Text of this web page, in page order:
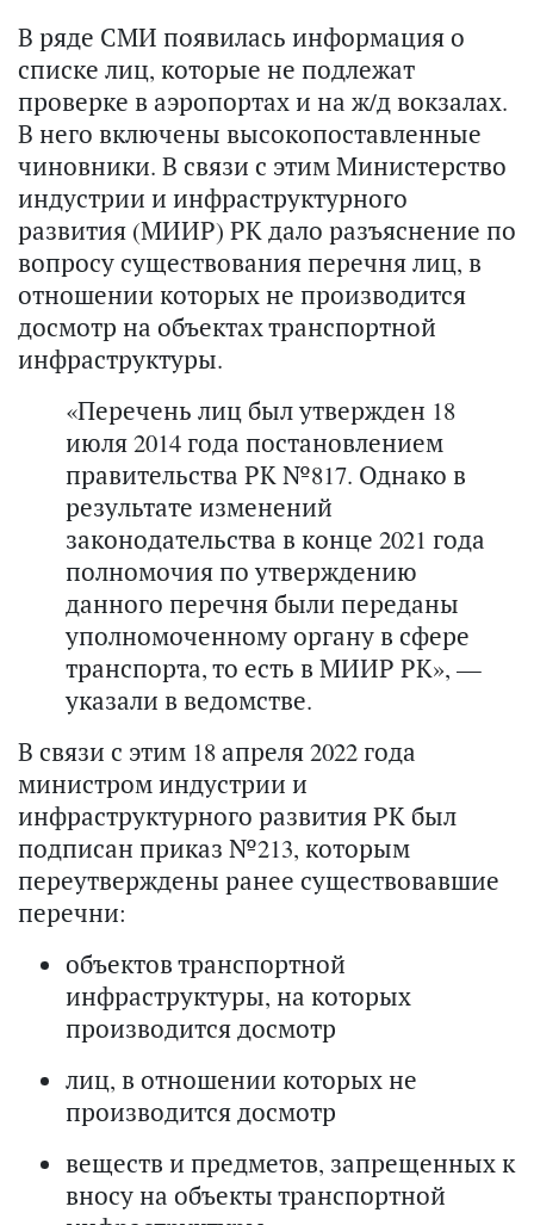
В ряде СМИ появилась информация о
списке лиц, которые не подлежат
проверке в аэропортах и на ж/д вокзалах.
В него включены высокопоставленные
чиновники. В связи с этим Министерство
индустрии и инфраструктурного
развития (МИИР) РК дало разъяснение по
вопросу существования перечня лиц, в
отношении которых не производится
досмотр на объектах транспортной
инфраструктуры.
«Перечень лиц был утвержден 18
июля 2014 года постановлением
правительства РК №817. Однако в
результате изменений
законодательства в конце 2021 года
полномочия по утверждению
данного перечня были переданы
уполномоченному органу в сфере
транспорта, то есть в МИИР РК», —
указали в ведомстве.
В связи с этим 18 апреля 2022 года
министром индустрии и
инфраструктурного развития РК был
подписан приказ №213, которым
переутверждены ранее существовавшие
перечни:
объектов транспортной
инфраструктуры, на которых
производится досмотр
лиц, в отношении которых не
производится досмотр
веществ и предметов, запрещенных к
вносу на объекты транспортной